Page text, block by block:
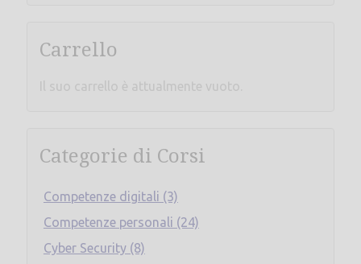
Carrello
Il suo carrello è attualmente vuoto.
Categorie di Corsi
Competenze digitali (3)
Competenze personali (24)
Cyber Security (8)